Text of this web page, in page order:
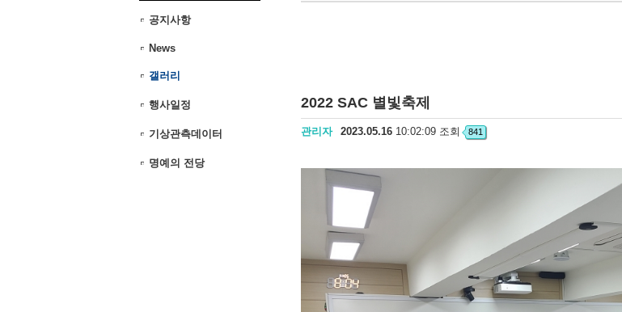
2022 SAC 별빛축제
관리자 2023.05.16 10:02:09 조회 841
공지사항
News
갤러리
행사일정
기상관측데이터
명예의 전당